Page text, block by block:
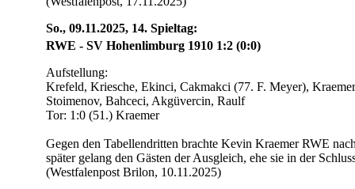
So., 09.11.2025, 14. Spieltag:
RWE - SV Hohenlimburg 1910 1:2 (0:0)
Aufstellung:
Krefeld, Kriesche, Ekinci, Cakmakci (77. F. Meyer),
Stoimenov, Bahceci, Akgüvercin, Raulf
Tor: 1:0 (51.) Kraemer
Gegen den Tabellendritten brachte Kevin Kraemer RWE
später gelang den Gästen der Ausgleich, ehe sie in der
(Westfalenpost Brilon, 10.11.2025)